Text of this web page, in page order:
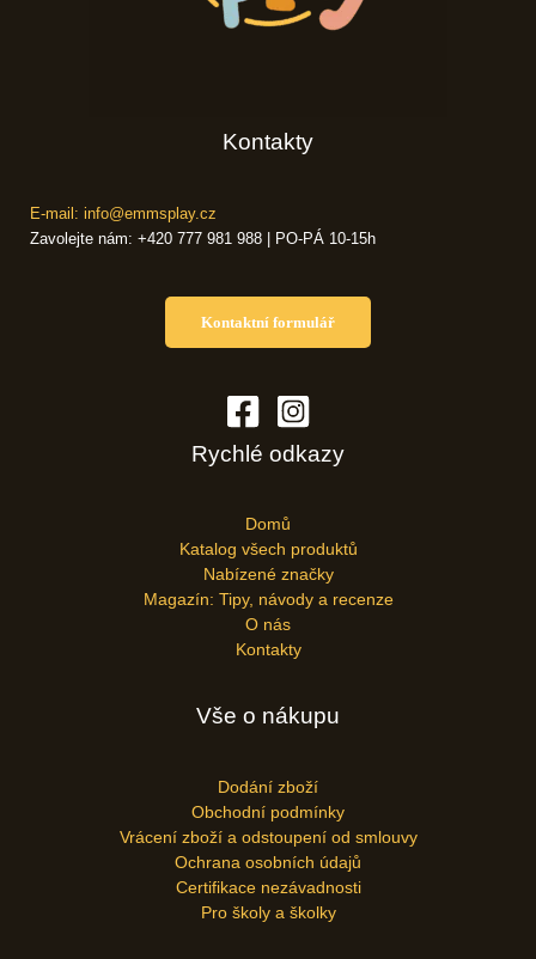
Kontakty
E-mail: info@emmsplay.cz
Zavolejte nám: +420 777 981 988 | PO-PÁ 10-15h
Kontaktní formulář
Rychlé odkazy
Domů
Katalog všech produktů
Nabízené značky
Magazín: Tipy, návody a recenze
O nás
Kontakty
Vše o nákupu
Dodání zboží
Obchodní podmínky
Vrácení zboží a odstoupení od smlouvy
Ochrana osobních údajů
Certifikace nezávadnosti
Pro školy a školky